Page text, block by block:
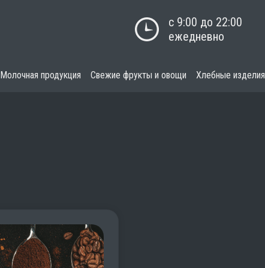
с 9:00 до 22:00
ежедневно
Молочная продукция Свежие фрукты и овощи Хлебные изделия